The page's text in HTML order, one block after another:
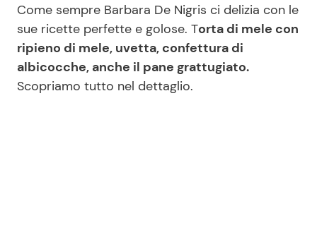
Redazione
Contattaci
Come sempre Barbara De Nigris ci delizia con le
sue ricette perfette e golose. Torta di mele con
ripieno di mele, uvetta, confettura di
albicocche, anche il pane grattugiato.
Scopriamo tutto nel dettaglio.